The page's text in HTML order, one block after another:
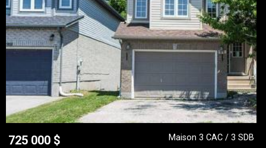
725 000 $
Maison 3 CAC / 3 SDB